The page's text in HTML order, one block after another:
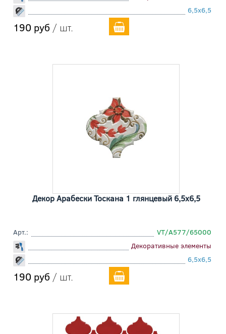
6,5x6,5
190 руб / шт.
Декор Арабески Тоскана 1 глянцевый 6,5x6,5
Арт.:
VT/A577/65000
Декоративные элементы
6,5x6,5
190 руб / шт.